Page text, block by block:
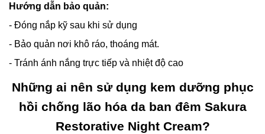
Hướng dẫn bảo quản:
- Đóng nắp kỹ sau khi sử dụng
- Bảo quản nơi khô ráo, thoáng mát.
- Tránh ánh nắng trực tiếp và nhiệt độ cao
Những ai nên sử dụng kem dưỡng phục
hồi chống lão hóa da ban đêm Sakura
Restorative Night Cream?